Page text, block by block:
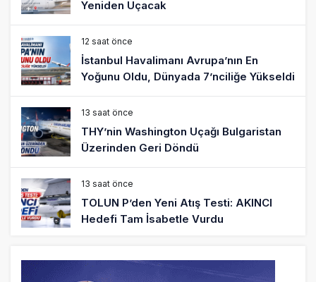
Yeniden Uçacak
12 saat önce
İstanbul Havalimanı Avrupa’nın En
Yoğunu Oldu, Dünyada 7’nciliğe Yükseldi
13 saat önce
THY’nin Washington Uçağı Bulgaristan
Üzerinden Geri Döndü
13 saat önce
TOLUN P’den Yeni Atış Testi: AKINCI
Hedefi Tam İsabetle Vurdu
Türkiye’nin Milli Motor Projelerinde Yeni